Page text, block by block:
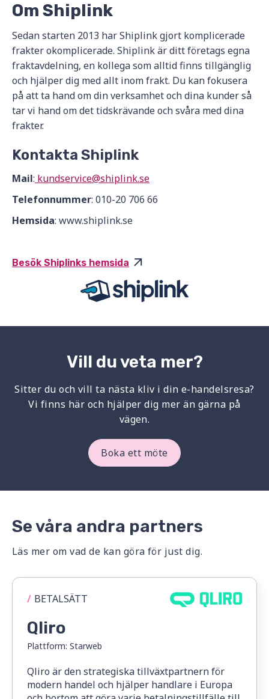
Om Shiplink
Sedan starten 2013 har Shiplink gjort komplicerade
frakter okomplicerade. Shiplink är ditt företags egna
fraktavdelning, en kollega som alltid finns tillgänglig
och hjälper dig med allt inom frakt. Du kan fokusera
på att ta hand om din verksamhet och dina kunder så
tar vi hand om det tidskrävande och svåra med dina
frakter.
Kontakta Shiplink
Mail: kundservice@shiplink.se
Telefonnummer: 010-20 706 66
Hemsida: www.shiplink.se
Besök Shiplinks hemsida
Vill du veta mer?
Sitter du och vill ta nästa kliv i din e-handelsresa?
Vi finns här och hjälper dig mer än gärna på
vägen.
Boka ett möte
Se våra andra partners
Läs mer om vad de kan göra för just dig.
/ BETALSÄTT
Qliro
Plattform: Starweb
Qliro är den strategiska tillväxtpartnern för
modern handel och hjälper handlare i Europa